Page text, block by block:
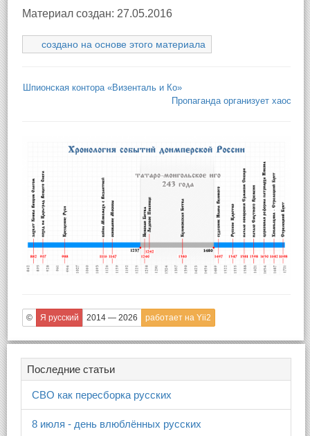
Материал создан: 27.05.2016
создано на основе этого материала
Шпионская контора «Визенталь и Ко»
Пропаганда организует хаос
© Я русский 2014 — 2026 работает на Yii2
Последние статьи
СВО как пересборка русских
8 июля - день влюблённых русских